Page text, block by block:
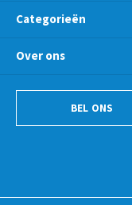
Categorieën
Over ons
BEL ONS